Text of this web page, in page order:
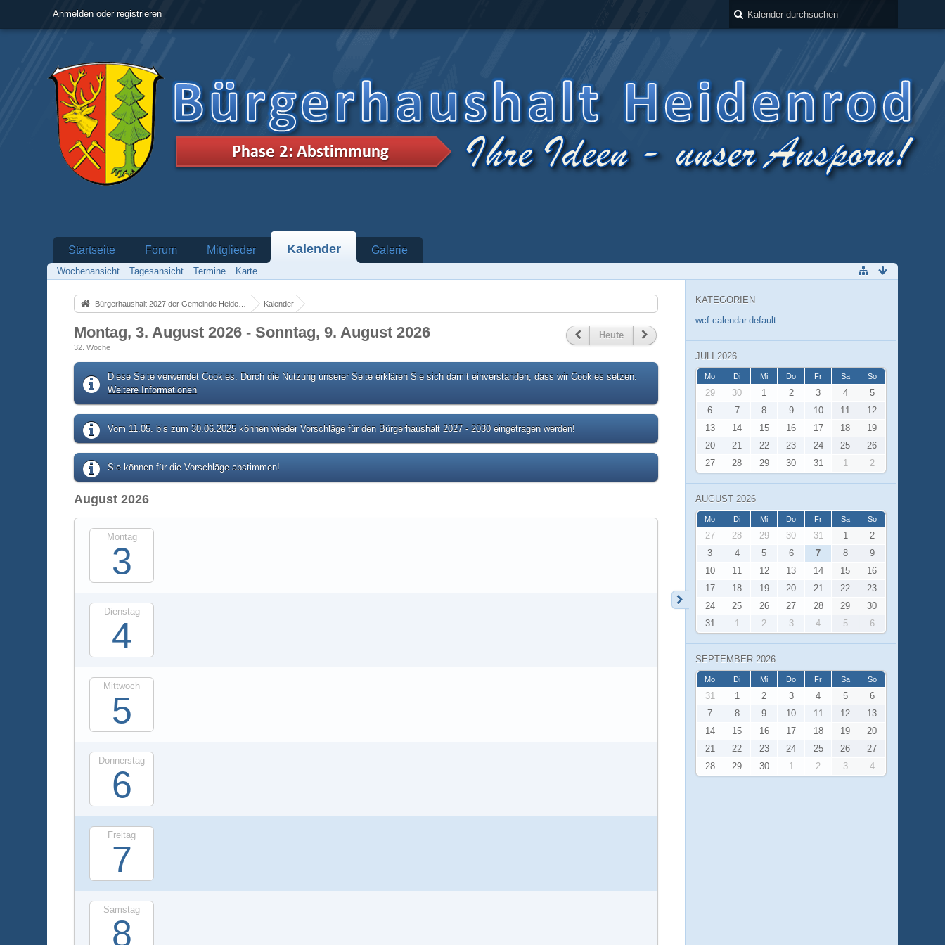
Anmelden oder registrieren
Startseite Forum Mitglieder Kalender Galerie
Wochenansicht Tagesansicht Termine Karte
Bürgerhaushalt 2027 der Gemeinde Heidenrod Kalender
Montag, 3. August 2026 - Sonntag, 9. August 2026
32. Woche
Heute
Diese Seite verwendet Cookies. Durch die Nutzung unserer Seite erklären Sie sich damit einverstanden, dass wir Cookies setzen.
Weitere Informationen
Vom 11.05. bis zum 30.06.2025 können wieder Vorschläge für den Bürgerhaushalt 2027 - 2030 eingetragen werden!
Sie können für die Vorschläge abstimmen!
August 2026
Montag
3
Dienstag
4
Mittwoch
5
Donnerstag
6
Freitag
7
Samstag
8
KATEGORIEN
wcf.calendar.default
JULI 2026
Mo Di Mi Do Fr Sa So
29 30 1 2 3 4
5
6
7 8 9 10 11
12
13
14 15 16 17 18
19
20
21 22 23 24 25
26
27
28 29 30 31 1 2
AUGUST 2026
Mo Di Mi Do Fr Sa So
27 28 29 30 31 1
2
3
4 5 6 7 8
9
10
11 12 13 14 15
16
17
18 19 20 21 22
23
24
25 26 27 28 29
30
31
1 2 3 4 5 6
SEPTEMBER 2026
Mo Di Mi Do Fr Sa So
31 1 2 3 4 5
6
7
8 9 10 11 12
13
14
15 16 17 18 19
20
21
22 23 24 25 26
27
28
29 30 1 2 3 4